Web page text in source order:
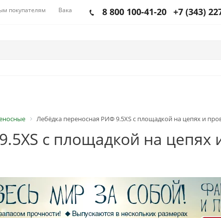
покупателям Вакансии 8 800 100-41-20 +7 (343)
Лебёдка переносная РИФ 9.5XS c площадкой на цепях и
c площадкой на цепях